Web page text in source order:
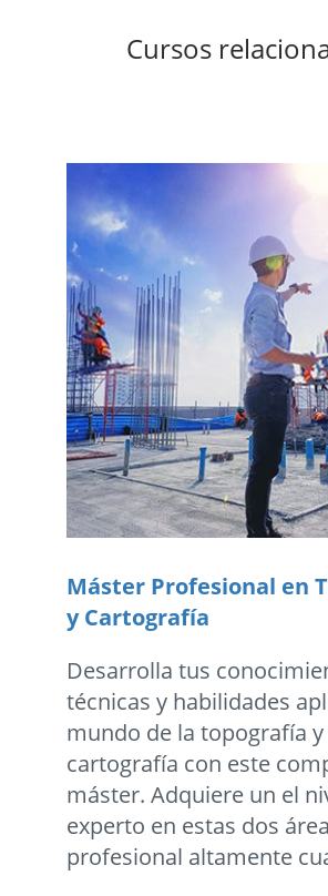
Cursos
Máster Profesional en
y Cartografía
Desarrolla tus
técnicas y habilidades
mundo de la topografía y
cartografía con este
máster. Adquiere un el
experto en estas dos
profesional altamente